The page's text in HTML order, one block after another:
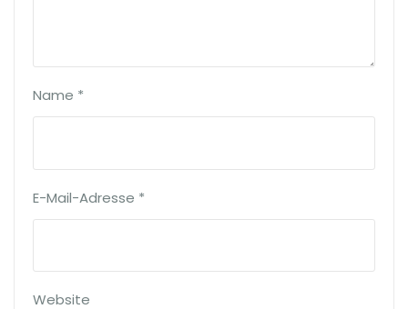
Name *
E-Mail-Adresse *
Website